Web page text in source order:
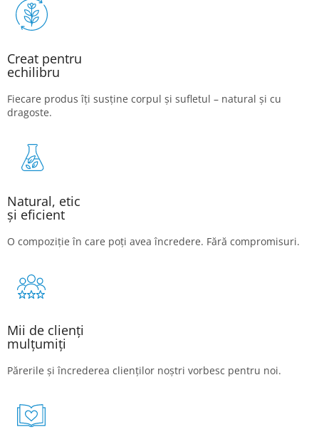
Creat pentru
echilibru
Fiecare produs îți susține corpul și sufletul – natural și cu
dragoste.
Natural, etic
și eficient
O compoziție în care poți avea încredere. Fără compromisuri.
Mii de clienți
mulțumiți
Părerile și încrederea clienților noștri vorbesc pentru noi.